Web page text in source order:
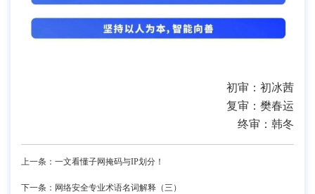
初审：初冰茜
复审：樊春运
终审：韩冬
上一条：一文看懂子网掩码与IP划分！
下一条：网络安全专业术语名词解释（三）